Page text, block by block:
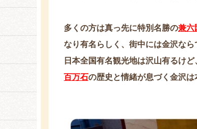
多くの方は真っ先に特別名勝の兼六
なり有名らしく、街中には金沢な
日本全国有名観光地は沢山有るけ
百万石の歴史と情緒が息づく金沢は